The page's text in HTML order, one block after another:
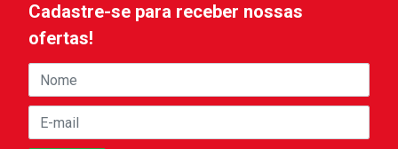
Cadastre-se para receber nossas
ofertas!